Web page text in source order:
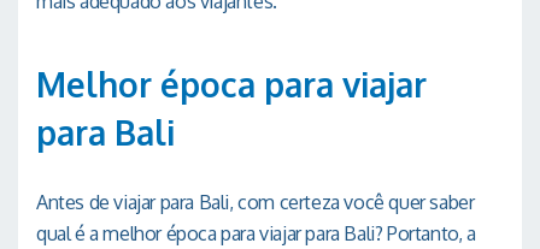
Melhor época para viajar
para Bali
Antes de viajar para Bali, com certeza você quer saber
qual é a melhor época para viajar para Bali? Portanto, a